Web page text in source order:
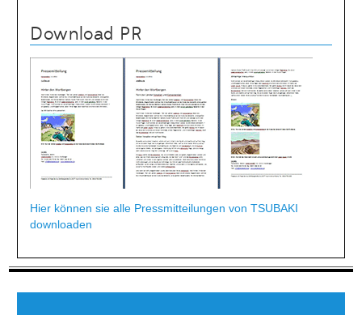
Download PR
Hier können sie alle Pressmitteilungen von TSUBAKI
downloaden